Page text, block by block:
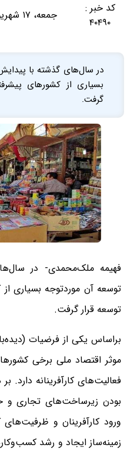
کد خبر :
۴۰۴۹۰
جمعه، ۱۷ شهریور ۱۳۹۶ - ۲۲:۱۲:۰۲
در سال‌های گذشته با
بسیاری از کشورهای
گرفت.
فهیمه ملک‌محمدی- در
توسعه آن موردتوجه بسیاری
توسعه قرار گرفت.
براساس یکی از فرضیات
موثر اقتصاد ملی برخی
فعالیت‌های کارآفرینانه
بودن زیرساخت‌های تجاری و
ورود کارآفرینان و ظرفیت‌های
زمینه‌ساز ایجاد و رشد